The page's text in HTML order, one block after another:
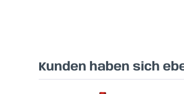
Kunden haben sich